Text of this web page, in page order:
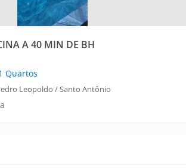
A 40 MIN DE BH
Quartos
Leopoldo / Santo Antônio